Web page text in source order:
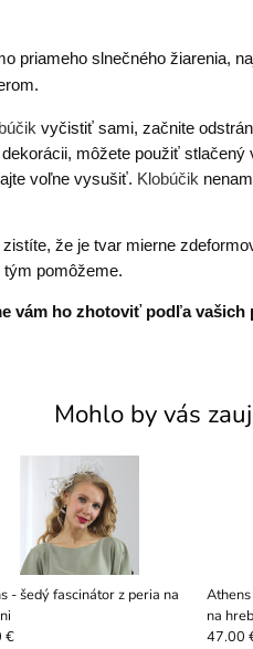
priameho slnečného žiarenia,
vyčistiť sami, začnite
môžete použiť
voľne vysušiť. Klobúčik
že je tvar mierne
tým pomôžeme.
vám ho zhotoviť podľa vašich
Mohlo by vás
- šedý fascinátor z peria na
€
na
47.00